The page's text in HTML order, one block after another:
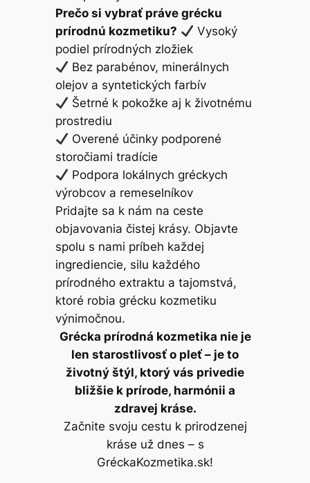
Prečo si vybrať práve grécku
prírodnú kozmetiku?
Vysoký
podiel prírodných zložiek
Bez parabénov, minerálnych
olejov a syntetických farbív
Šetrné k pokožke aj k životnému
prostrediu
Overené účinky podporené
storočiami tradície
Podpora lokálnych gréckych
výrobcov a remeselníkov
Pridajte sa k nám na ceste
objavovania čistej krásy. Objavte
spolu s nami príbeh každej
ingrediencie, silu každého
prírodného extraktu a tajomstvá,
ktoré robia grécku kozmetiku
výnimočnou.
Grécka prírodná kozmetika nie je
len starostlivosť o pleť – je to
životný štýl, ktorý vás privedie
bližšie k prírode, harmónii a
zdravej kráse.
Začnite svoju cestu k prirodzenej
kráse už dnes – s
GréckaKozmetika.sk!